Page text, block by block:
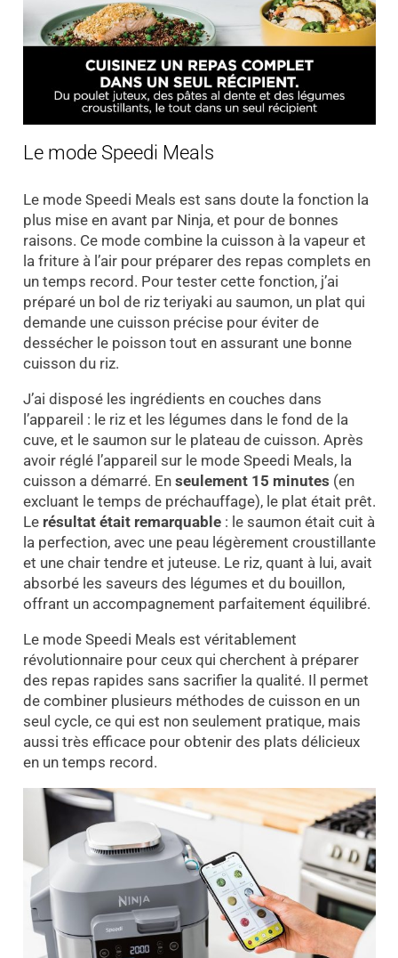
Le mode Speedi Meals
Le mode Speedi Meals est sans doute la fonction la
plus mise en avant par Ninja, et pour de bonnes
raisons. Ce mode combine la cuisson à la vapeur et
la friture à l’air pour préparer des repas complets en
un temps record. Pour tester cette fonction, j’ai
préparé un bol de riz teriyaki au saumon, un plat qui
demande une cuisson précise pour éviter de
dessécher le poisson tout en assurant une bonne
cuisson du riz.
J’ai disposé les ingrédients en couches dans
l’appareil : le riz et les légumes dans le fond de la
cuve, et le saumon sur le plateau de cuisson. Après
avoir réglé l’appareil sur le mode Speedi Meals, la
cuisson a démarré. En seulement 15 minutes (en
excluant le temps de préchauffage), le plat était prêt.
Le résultat était remarquable: le saumon était cuit à
la perfection, avec une peau légèrement croustillante
et une chair tendre et juteuse. Le riz, quant à lui, avait
absorbé les saveurs des légumes et du bouillon,
offrant un accompagnement parfaitement équilibré.
Le mode Speedi Meals est véritablement
révolutionnaire pour ceux qui cherchent à préparer
des repas rapides sans sacrifier la qualité. Il permet
de combiner plusieurs méthodes de cuisson en un
seul cycle, ce qui est non seulement pratique, mais
aussi très efficace pour obtenir des plats délicieux
en un temps record.